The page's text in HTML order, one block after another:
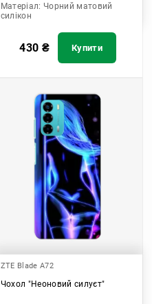
Матеріал: Чорний матовий
силікон
430 ₴ Купити
ZTE Blade A72
Чохол "Неоновий силуєт"